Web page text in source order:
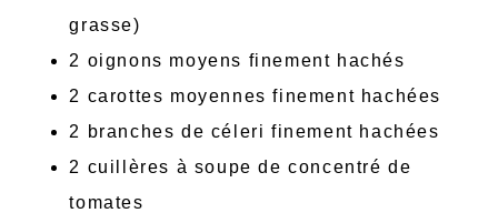
grasse)
2 oignons moyens finement hachés
2 carottes moyennes finement hachées
2 branches de céleri finement hachées
2 cuillères à soupe de concentré de
tomates